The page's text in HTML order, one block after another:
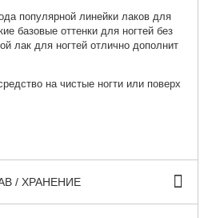
популярной линейки лаков для
базовые оттенки для ногтей без
лак для ногтей отлично дополнит
на чистые ногти или поверх
/ ХРАНЕНИЕ